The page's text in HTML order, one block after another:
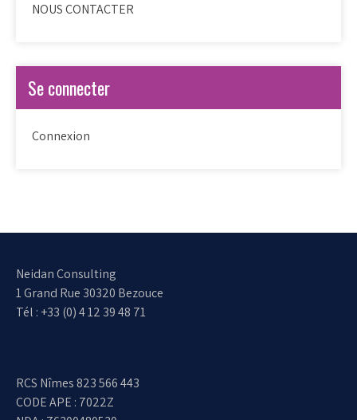
NOUS CONTACTER
Se connecter
Connexion
Neidan Consulting
1 Grand Rue 30320 Bezouce
Tél : +33 (0) 4 12 39 48 71
RCS Nîmes 823 566 443
CODE APE : 7022Z